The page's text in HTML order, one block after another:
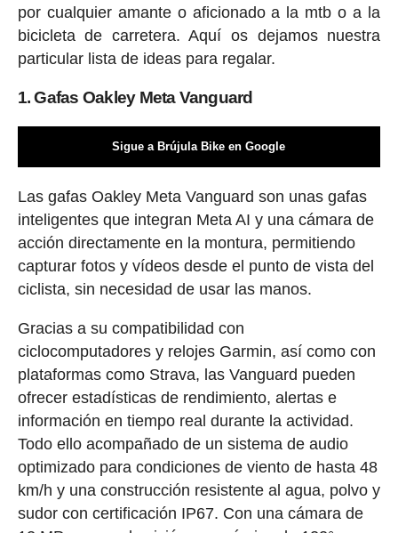
por cualquier amante o aficionado a la mtb o a la
bicicleta de carretera. Aquí os dejamos nuestra
particular lista de ideas para regalar.
1. Gafas Oakley Meta Vanguard
Sigue a Brújula Bike en Google
Las gafas Oakley Meta Vanguard son unas gafas
inteligentes que integran Meta AI y una cámara de
acción directamente en la montura, permitiendo
capturar fotos y vídeos desde el punto de vista del
ciclista, sin necesidad de usar las manos.
Gracias a su compatibilidad con
ciclocomputadores y relojes Garmin, así como con
plataformas como Strava, las Vanguard pueden
ofrecer estadísticas de rendimiento, alertas e
información en tiempo real durante la actividad.
Todo ello acompañado de un sistema de audio
optimizado para condiciones de viento de hasta 48
km/h y una construcción resistente al agua, polvo y
sudor con certificación IP67. Con una cámara de